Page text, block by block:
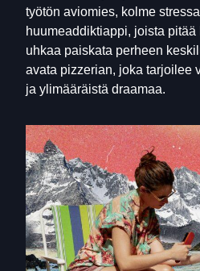
työtön aviomies, kolme
huumeaddiktiappi, joista
uhkaa paiskata perheen
avata pizzerian, joka tarjoilee
ja ylimääräistä draamaa.